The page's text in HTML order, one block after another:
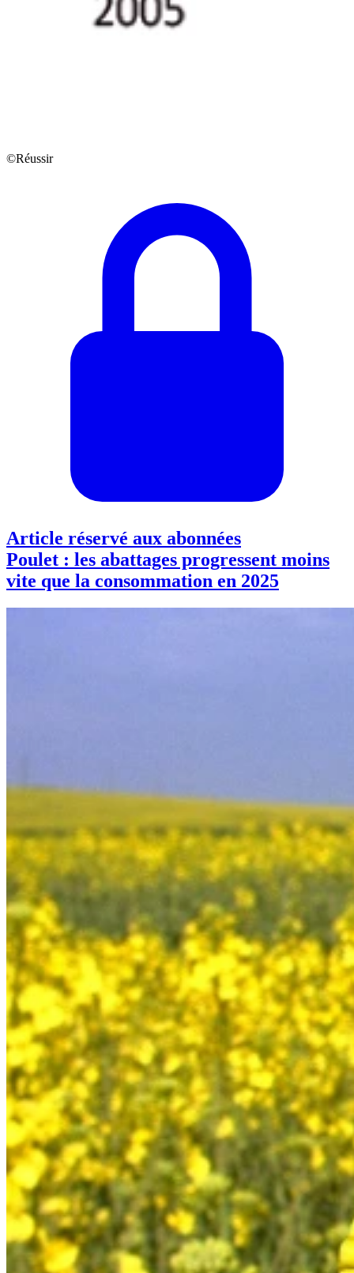
©Réussir
Article réservé aux abonnées
Poulet : les abattages progressent moins
vite que la consommation en 2025